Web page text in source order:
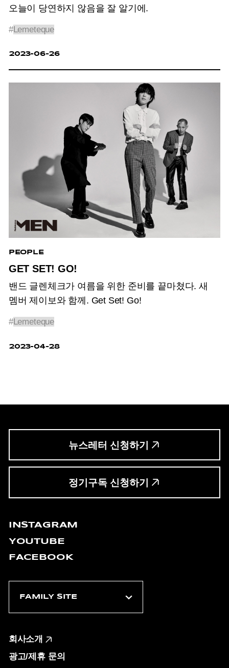
오늘이 당연하지 않음을 잘 알기에.
#Lemeteque
2023-06-26
PEOPLE
GET SET! GO!
밴드 글렌체크가 여름을 위한 준비를 끝마쳤다. 새
멤버 제이보와 함께. Get Set! Go!
#Lemeteque
2023-04-28
뉴스레터 신청하기
정기구독 신청하기
INSTAGRAM
YOUTUBE
FACEBOOK
회사소개
광고/제휴 문의